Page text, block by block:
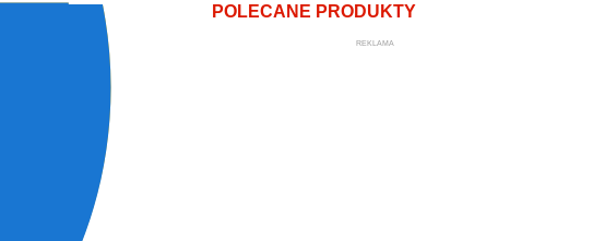
POLECANE PRODUKTY
REKLAMA